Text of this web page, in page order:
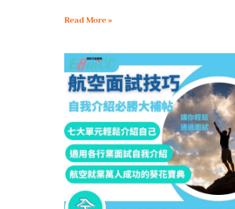
Read More »